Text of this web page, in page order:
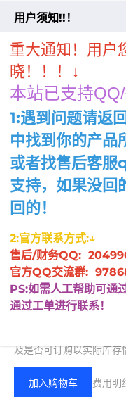
费用合计：0.00
注：以上是参考价格，
及是否可订购以实际库存
费用明
加入购物车
用户须知!!！
重大通知！用户
晓！！！
↓
本站已支持
1:遇到问题请返
中找到你的产品
或者找售后客
支持，如果没回
回的！
2:官方联系方式:↓
售后/财务QQ:
官方QQ交流群:
PS:如需人工帮助可通
通过工单进行联系！